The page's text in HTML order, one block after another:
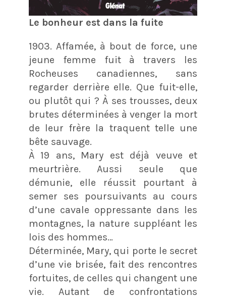
Le bonheur est dans la fuite
1903. Affamée, à bout de force, une
jeune femme fuit à travers les
Rocheuses canadiennes, sans
regarder derrière elle. Que fuit-elle,
ou plutôt qui ? À ses trousses, deux
brutes déterminées à venger la mort
de leur frère la traquent telle une
bête sauvage.
À 19 ans, Mary est déjà veuve et
meurtrière. Aussi seule que
démunie, elle réussit pourtant à
semer ses poursuivants au cours
d’une cavale oppressante dans les
montagnes, la nature suppléant les
lois des hommes…
Déterminée, Mary, qui porte le secret
d’une vie brisée, fait des rencontres
fortuites, de celles qui changent une
vie. Autant de confrontations